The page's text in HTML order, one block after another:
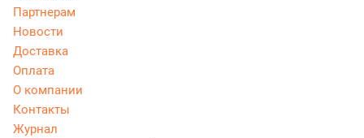
Партнерам
Новости
Доставка
Оплата
О компании
Контакты
Журнал